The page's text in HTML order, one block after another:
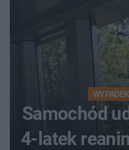
Samochód
4-latek